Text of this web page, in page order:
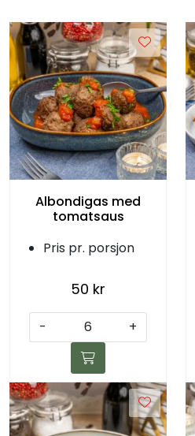
Albondigas med
tomatsaus
Pris pr. porsjon
50 kr
- +